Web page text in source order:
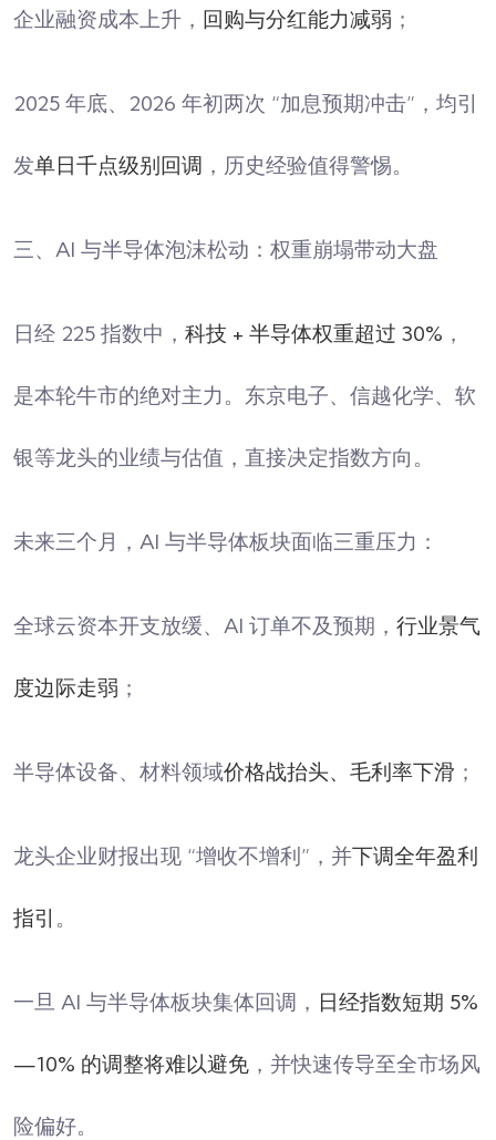
企业融资成本上升， 回购与分红能力减弱 ；
2025 年底、2026 年初两次 “加息预期冲击”，均引
发单日千点级别回调 ，历史经验值得警惕。
三、AI 与半导体泡沫松动：权重崩塌带动大盘
日经 225 指数中， 科技 + 半导体权重超过 30% ，
是本轮牛市的绝对主力。东京电子、信越化学、软
银等龙头的业绩与估值，直接决定指数方向。
未来三个月，AI 与半导体板块面临三重压力：
全球云资本开支放缓、AI 订单不及预期， 行业景气
度边际走弱 ；
半导体设备、材料领域价格战抬头、毛利率下滑 ；
龙头企业财报出现 “增收不增利”，并下调全年盈利
指引 。
一旦 AI 与半导体板块集体回调， 日经指数短期 5%
—10% 的调整将难以避免 ，并快速传导至全市场风
险偏好。